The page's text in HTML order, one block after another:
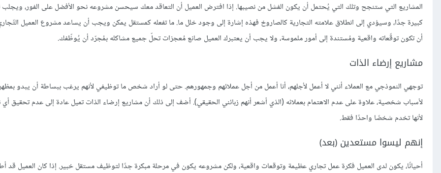
المشاريع التي ستنجح وتلك التي يُحتمل أن يكون الفشل من نصيبها. إذا افترض العميل أن التعاقد معك سيحسن مشروعه نحو الأفضل على الفور، ويجلب
كبيرة جدًا، وسيؤدي إلى انطلاق علامته التجارية كالصاروخ فهذه إشارة إلى وجود خلل ما. ما تفعله كمستقل يمكن ويجب أن يساعد مشروع العميل
أن تكون توقّعاته واقعية ومُستندة إلى أمور ملموسة، ولا يجب أن يعتبرك العميل صانع مُعجزات تحلّ جميع مشاكله بمُجرّد أن يُوظّفك.
مشاريع إرضاء الذات
توجهي النموذجي مع العملاء أنني لا أعمل لأجلهم، أنا أعمل من أجل عملائهم وجمهورهم. حتى لو أراد شخص ما توظيفي لأنهم يرغب ببساطة أن يبدو
لأسباب شخصية، علاوة على عدم الاهتمام بعملائه (الذي أشعر أنهم زبائني الحقيقي). أضف إلى ذلك أن مشاريع إرضاء الذات تميل عادة إلى عدم تحقيق أي
لأنها تخدم شخصًا واحدًا فقط.
إنهم ليسوا مستعدين (بعد)
أحيانًا، يكون لدى العميل فكرة عمل تجاري عظيمة وتوقعات واقعية، ولكن مشروعه يكون في مرحلة مبكرة جدًا لتوظيف مستقل خبير. إذا كان العميل قد